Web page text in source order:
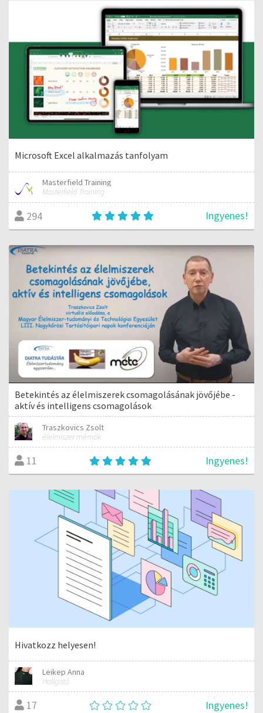
Microsoft Excel alkalmazás tanfolyam
Masterfield Training
Masterfield Training
294 Ingyenes!
Betekintés az élelmiszerek csomagolásának jövőjébe -
aktív és intelligens csomagolások
Traszkovics Zsolt
élelmiszer mérnök
11 Ingyenes!
Hivatkozz helyesen!
Leikep Anna
Hallgató
17 Ingyenes!